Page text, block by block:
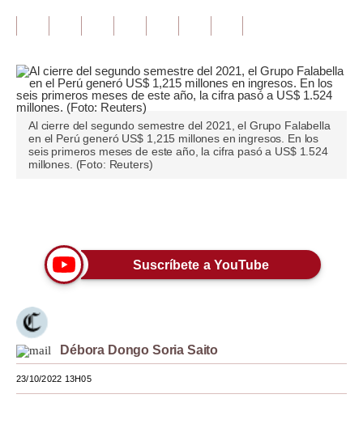
Blogs
Tendencias
Lujo
Estilos
Mundo
EEUU
México
España
Al cierre del segundo semestre del 2021, el Grupo Falabella
en el Perú generó US$ 1,215 millones en ingresos. En los
seis primeros meses de este año, la cifra pasó a US$ 1.524
millones. (Foto: Reuters)
Suscríbete a YouTube
Débora Dongo Soria Saito
23/10/2022 13H05